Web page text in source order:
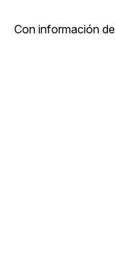
Con información